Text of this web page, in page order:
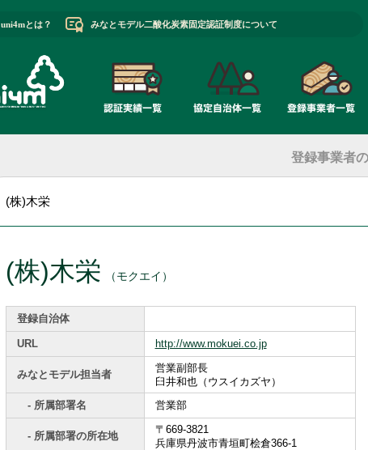
uni4mとは？ みなとモデル二酸化炭素固定認証制度について
登録事業者
(株)木栄
(株)木栄 （モクエイ）
登録自治体
URL http://www.mokuei.co.jp
みなとモデル担当者
営業副部長
臼井和也（ウスイカズヤ）
- 所属部署名
営業部
- 所属部署の所在地
〒669-3821
兵庫県丹波市青垣町桧倉366-1